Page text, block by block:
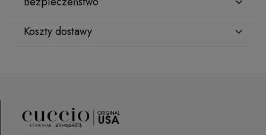
ADIPIC ACID / NEOPENTYL GLYCOL / TRIMELLITIC ANHYDRIDE COPOLYMER
Producent
800 762 6245
Koszty dostawy
ORLEN Paczka(Dostawa 1-2 dni robocze)